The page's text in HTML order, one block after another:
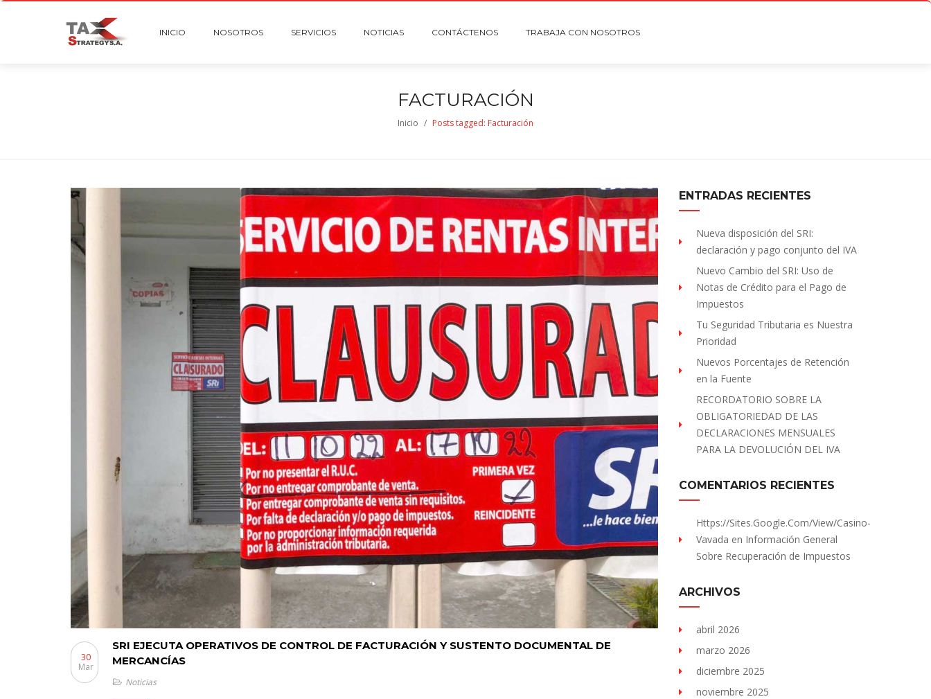
INICIO NOSOTROS SERVICIOS NOTICIAS CONTÁCTENOS TRABAJA CON NOSOTROS
FACTURACIÓN
Inicio / Posts tagged: Facturación
SRI EJECUTA OPERATIVOS DE CONTROL DE FACTURACIÓN Y SUSTENTO DOCUMENTAL DE
MERCANCÍAS
30
Mar
Noticias
ENTRADAS RECIENTES
Nueva disposición del SRI:
declaración y pago conjunto del IVA
Nuevo Cambio del SRI: Uso de
Notas de Crédito para el Pago de
Impuestos
Tu Seguridad Tributaria es Nuestra
Prioridad
Nuevos Porcentajes de Retención
en la Fuente
RECORDATORIO SOBRE LA
OBLIGATORIEDAD DE LAS
DECLARACIONES MENSUALES
PARA LA DEVOLUCIÓN DEL IVA
COMENTARIOS RECIENTES
Https://sites.Google.com/view/Casino-
Vavada en Información General
Sobre Recuperación de Impuestos
ARCHIVOS
abril 2026
marzo 2026
diciembre 2025
noviembre 2025